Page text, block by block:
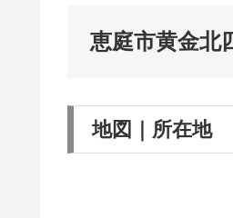
恵庭市黄金北
地図｜所在地